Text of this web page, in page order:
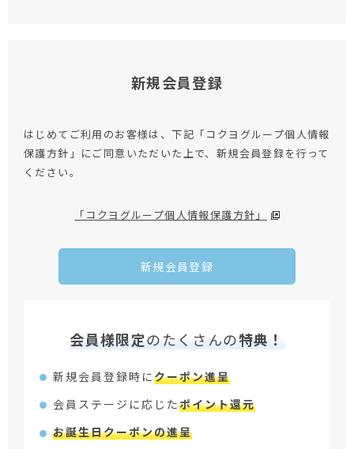
新規会員登録
はじめてご利用のお客様は、下記「コクヨグループ個人情報
保護方針」にご同意いただいた上で、新規会員登録を行って
ください。
「コクヨグループ個人情報保護方針」
新規会員登録
会員様限定のたくさんの特典！
新規会員登録時にクーポン進呈
会員ステージに応じたポイント還元
お誕生日クーポンの進呈